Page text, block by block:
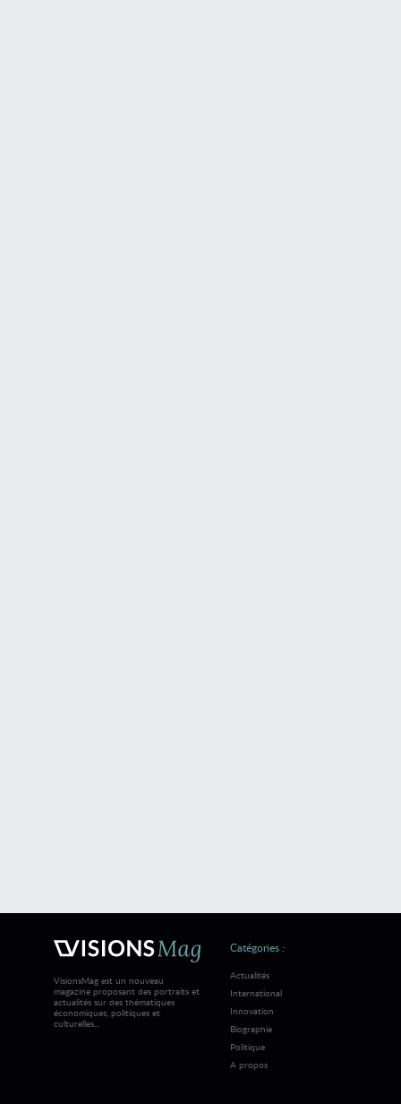
VisionsMag est un nouveau
magazine proposant des portraits et
actualités sur des thématiques
économiques, politiques et
culturelles...
Catégories :
Actualités
International
Innovation
Biographie
Politique
A propos